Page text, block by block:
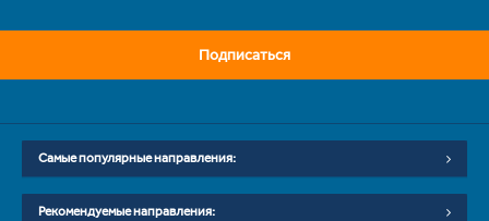
Подписаться
Самые популярные направления:
Рекомендуемые направления: